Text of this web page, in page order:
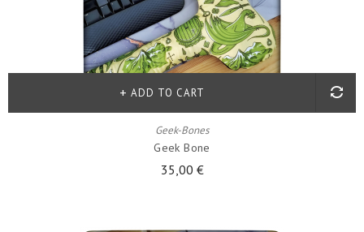
Geek-Bones
Geek Bone
35,00 €
ADD TO CART